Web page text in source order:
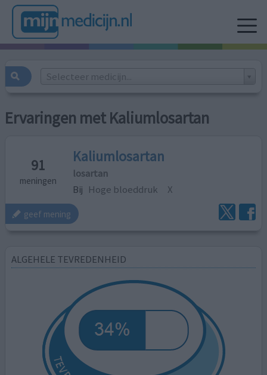
Selecteer medicijn...
Ervaringen met Kaliumlosartan
91
meningen
Kaliumlosartan
losartan
Bij Hoge bloeddruk X
geef mening
ALGEHELE TEVREDENHEID